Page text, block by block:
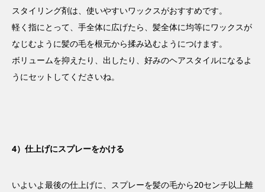
スタイリング剤は、使いやすいワックスがおすすめです。
軽く指にとって、手全体に広げたら、髪全体に均等にワックスが
なじむように髪の毛を根元から揉み込むようにつけます。
ボリュームを抑えたり、出したり、好みのヘアスタイルになるよ
うにセットしてくださいね。
4）仕上げにスプレーをかける
いよいよ最後の仕上げに、スプレーを髪の毛から20センチ以上離